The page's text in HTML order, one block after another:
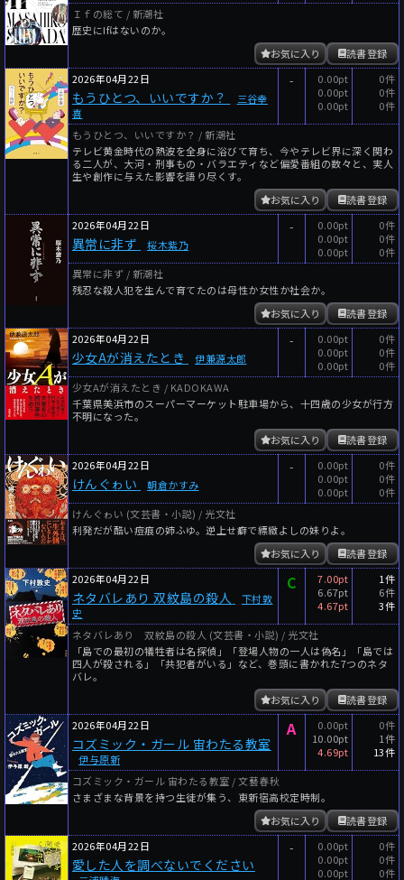
Ｉｆの総て / 新潮社
歴史にIfはないのか。
読書登録
お気に入り
2026年04月22日
もうひとつ、いいですか？
三谷幸
喜
-
0.00pt
0.00pt
0.00pt
0件
0件
0件
もうひとつ、いいですか？ / 新潮社
テレビ黄金時代の熱波を全身に浴びて育ち、今やテレビ界に深く関わ
る二人が、大河・刑事もの・バラエティなど偏愛番組の数々と、実人
生や創作に与えた影響を語り尽くす。
読書登録
お気に入り
2026年04月22日
異常に非ず 桜木紫乃
-
0.00pt
0.00pt
0.00pt
0件
0件
0件
異常に非ず / 新潮社
残忍な殺人犯を生んで育てたのは母性か女性か社会か。
読書登録
お気に入り
2026年04月22日
少女Aが消えたとき 伊兼源太郎
-
0.00pt
0.00pt
0.00pt
0件
0件
0件
少女Aが消えたとき / KADOKAWA
千葉県美浜市のスーパーマーケット駐車場から、十四歳の少女が行方
不明になった。
読書登録
お気に入り
2026年04月22日
けんぐゎい 朝倉かすみ
-
0.00pt
0.00pt
0.00pt
0件
0件
0件
けんぐゎい (文芸書・小説) / 光文社
利発だが酷い痘痕の姉ふゆ。逆上せ癖で縹緻よしの妹りよ。
読書登録
お気に入り
2026年04月22日
ネタバレあり 双紋島の殺人
下村敦
史
C
7.00pt
6.67pt
4.67pt
1件
6件
3件
ネタバレあり 双紋島の殺人 (文芸書・小説) / 光文社
「島での最初の犠牲者は名探偵」「登場人物の一人は偽名」「島では
四人が殺される」「共犯者がいる」など、巻頭に書かれた7つのネタ
バレ。
読書登録
お気に入り
2026年04月22日
コズミック・ガール 宙わたる教室
伊与原新
A
0.00pt
10.00pt
4.69pt
0件
1件
13件
コズミック・ガール 宙わたる教室 / 文藝春秋
さまざまな背景を持つ生徒が集う、東新宿高校定時制。
読書登録
お気に入り
2026年04月22日
愛した人を調べないでください
-
0.00pt
0.00pt
0.00pt
0件
0件
0件